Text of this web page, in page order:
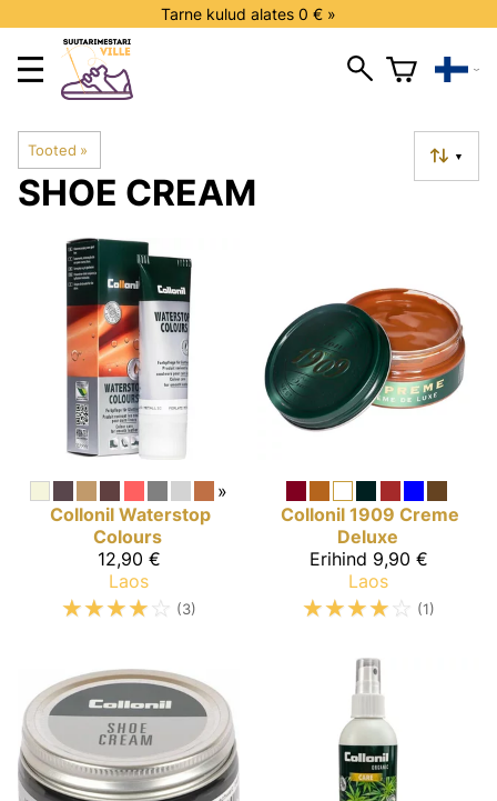
Tarne kulud alates 0 € »
Tooted ‪» ▼
SHOE CREAM
»
Collonil Waterstop
Colours
12,90 €
Laos
☆☆☆☆☆ (3)
Collonil 1909 Creme
Deluxe
Erihind 9,90 €
Laos
☆☆☆☆☆ (1)